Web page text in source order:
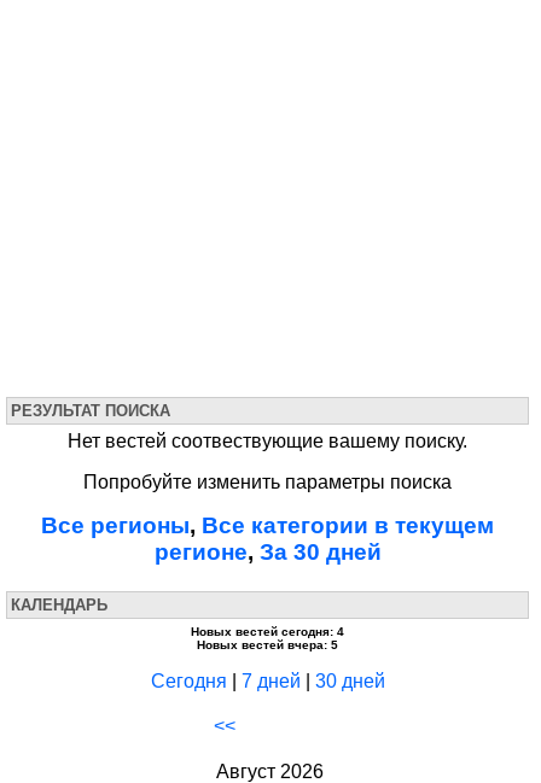
РЕЗУЛЬТАТ ПОИСКА
Нет вестей соотвествующие вашему поиску.
Попробуйте изменить параметры поиска
Все регионы, Все категории в текущем
регионе, За 30 дней
КАЛЕНДАРЬ
Новых вестей сегодня: 4
Новых вестей вчера: 5
Сегодня 7 дней 30 дней
<<
Август 2026